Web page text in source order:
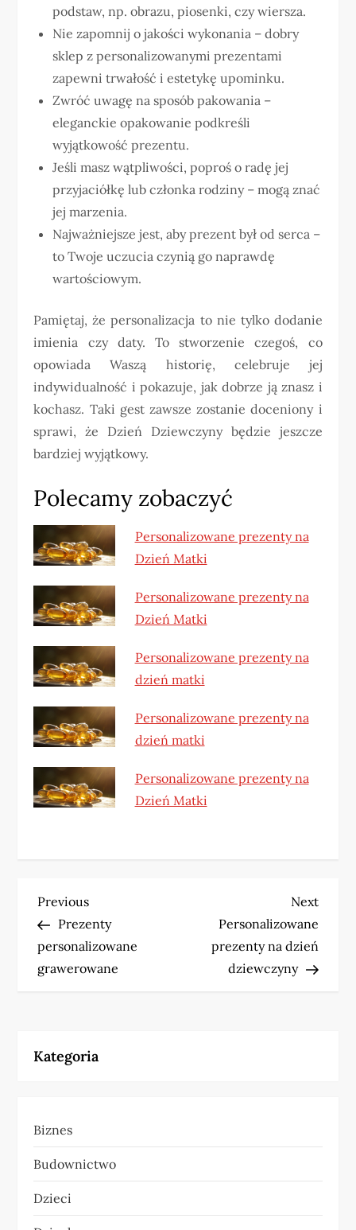
podstaw, np. obrazu, piosenki, czy wiersza.
Nie zapomnij o jakości wykonania – dobry
sklep z personalizowanymi prezentami
zapewni trwałość i estetykę upominku.
Zwróć uwagę na sposób pakowania –
eleganckie opakowanie podkreśli
wyjątkowość prezentu.
Jeśli masz wątpliwości, poproś o radę jej
przyjaciółkę lub członka rodziny – mogą znać
jej marzenia.
Najważniejsze jest, aby prezent był od serca –
to Twoje uczucia czynią go naprawdę
wartościowym.
Pamiętaj, że personalizacja to nie tylko dodanie
imienia czy daty. To stworzenie czegoś, co
opowiada Waszą historię, celebruje jej
indywidualność i pokazuje, jak dobrze ją znasz i
kochasz. Taki gest zawsze zostanie doceniony i
sprawi, że Dzień Dziewczyny będzie jeszcze
bardziej wyjątkowy.
Polecamy zobaczyć
Personalizowane prezenty na
Dzień Matki
Personalizowane prezenty na
Dzień Matki
Personalizowane prezenty na
dzień matki
Personalizowane prezenty na
dzień matki
Personalizowane prezenty na
Dzień Matki
N
a
w
g
c
j
a
w
Previous
Post
Previous
Prezenty
personalizowane
grawerowane
Next
Post
Next
Personalizowane
prezenty na dzień
dziewczyny
Kategoria
Biznes
Budownictwo
Dzieci